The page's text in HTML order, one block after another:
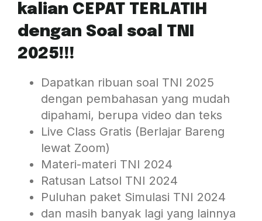
kalian CEPAT TERLATIH
dengan Soal soal TNI
2025!!!
Dapatkan ribuan soal TNI 2025
dengan pembahasan yang mudah
dipahami, berupa video dan teks
Live Class Gratis (Berlajar Bareng
lewat Zoom)
Materi-materi TNI 2024
Ratusan Latsol TNI 2024
Puluhan paket Simulasi TNI 2024
dan masih banyak lagi yang lainnya